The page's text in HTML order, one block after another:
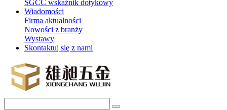
SGCC wskaźnik dotykowy
Wiadomości
Firma aktualności
Nowości z branży
Wystawy
Skontaktuj się z nami